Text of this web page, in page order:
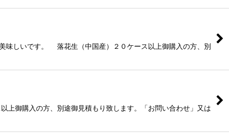
味しいです。 落花生（中国産）２０ケース以上御購入の方、別
上御購入の方、別途御見積もり致します。「お問い合わせ」又は